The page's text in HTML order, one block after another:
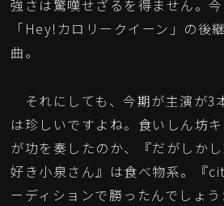
強さは驚嘆せざるを得ません。
「Hey!カロリークイーン」の後
曲。
それにしても、今期が主演が3
は珍しいですよね。食いしん坊
が功を奏したのか、『だがしか
好き小泉さん』は食べ物系。『
ーディションで勝ったんでしょ